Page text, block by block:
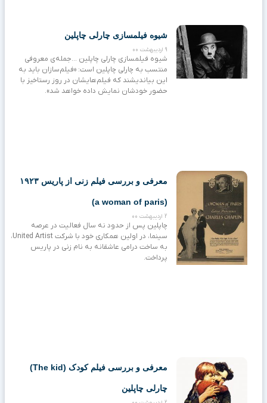
شیوه فیلمسازی چارلی چاپلین
9 اردیبهشت 00
شیوه فیلمسازی چارلی چاپلین …جمله‌ی معروفی
منتسب به چارلی چاپلین است: «فیلم‌سازان باید به
این بیاندیشند که فیلم‌هایشان در روز رستاخیز با
حضور خودشان نمایش داده خواهد شد».
معرفی و بررسی فیلم زنی از پاریس ۱۹۲۳
(a woman of paris)
2 اردیبهشت 00
چاپلین پس از حدود نه سال فعالیت در عرصه
سینما، در اولین همکاری خود با شرکت United Artist،
به ساخت درامی عاشقانه به نام زنی در پاریس
پرداخت.
معرفی و بررسی فیلم کودک (The kid)
چارلی چاپلین